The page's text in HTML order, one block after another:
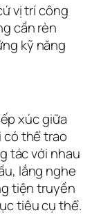
vị trí công
cần rèn
kỹ năng
xúc giữa
có thể trao
tác với nhau
lắng nghe
tiện truyền
tiêu cụ thể.